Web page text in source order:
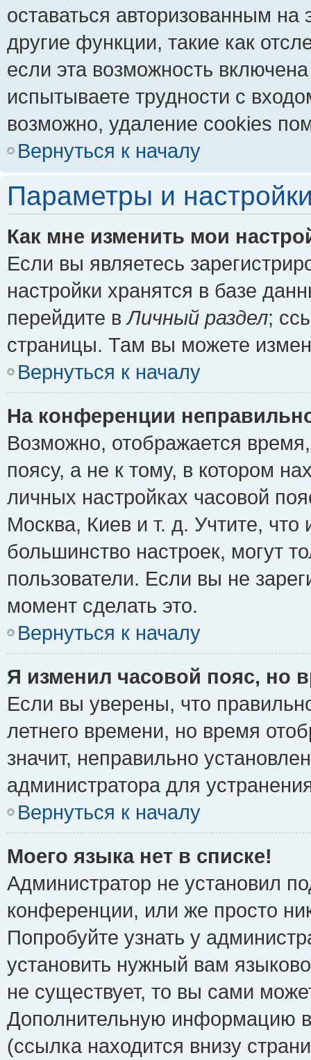
оставаться авторизованным
другие функции, такие как
если эта возможность
испытываете трудности с
возможно, удаление cookies
Вернуться к началу
Параметры и
Как мне изменить мои
Если вы являетесь
настройки хранятся в базе
перейдите вЛичный раздел;
страницы. Там вы можете
Вернуться к началу
На конференции
Возможно, отображается
поясу, а не к тому, в котором
личных настройках часовой
Москва, Киев и т. д. Учтите, что
большинство настроек, могут
пользователи. Если вы не
момент сделать это.
Вернуться к началу
Я изменил часовой пояс, но
Если вы уверены, что
летнего времени, но время
значит, неправильно
администратора для
Вернуться к началу
Моего языка нет в списке!
Администратор не установил
конференции, или же просто
Попробуйте узнать у
установить нужный вам
не существует, то вы сами
Дополнительную информацию
(ссылка находится внизу